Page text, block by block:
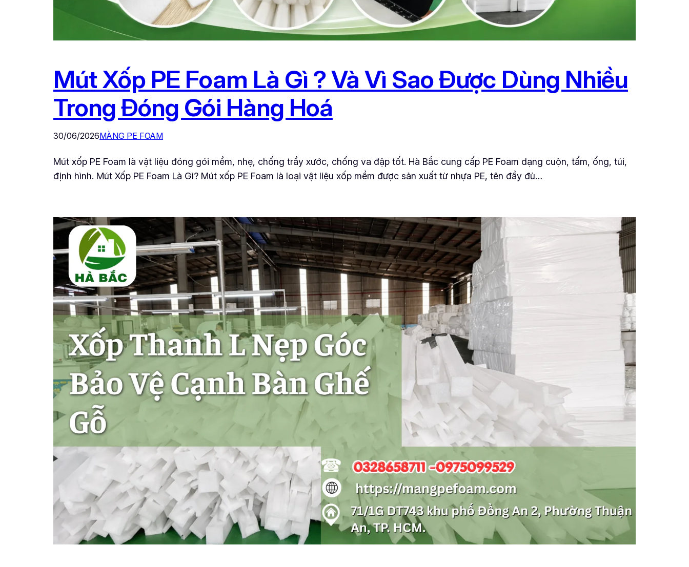
Mút Xốp PE Foam Là Gì ? Và Vì Sao Được Dùng Nhiều
Trong Đóng Gói Hàng Hoá
30/06/2026MÀNG PE FOAM
Mút xốp PE Foam là vật liệu đóng gói mềm, nhẹ, chống trầy xước, chống va đập tốt. Hà Bắc cung cấp PE Foam dạng cuộn, tấm, ống, túi,
định hình. Mút Xốp PE Foam Là Gì? Mút xốp PE Foam là loại vật liệu xốp mềm được sản xuất từ nhựa PE, tên đầy đủ…